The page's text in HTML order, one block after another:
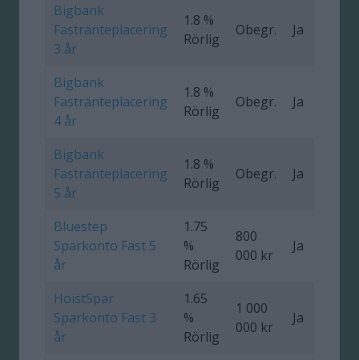
Bigbank
Fastränteplacering
3 år
1.8 %
Rörlig
Obegr. Ja
Bigbank
Fastränteplacering
4 år
1.8 %
Rörlig
Obegr. Ja
Bigbank
Fastränteplacering
5 år
1.8 %
Rörlig
Obegr. Ja
Bluestep
Sparkonto Fast 5
år
1.75
%
Rörlig
800
000 kr
Ja
HoistSpar
Sparkonto Fast 3
år
1.65
%
Rörlig
1 000
000 kr
Ja